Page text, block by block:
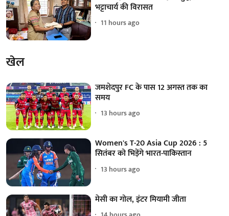
भट्टाचार्य की विरासत
11 hours ago
खेल
जमशेदपुर FC के पास 12 अगस्त तक का
समय
13 hours ago
Women's T-20 Asia Cup 2026 : 5
सितंबर को भिड़ेंगे भारत-पाकिस्तान
13 hours ago
मेसी का गोल, इंटर मियामी जीता